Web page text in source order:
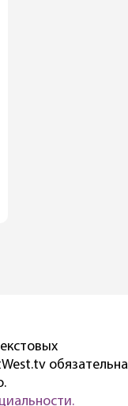
обязательна